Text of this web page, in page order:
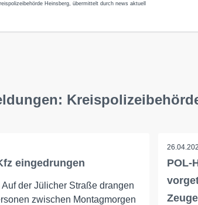
Heinsberg, übermittelt durch news aktuell
eingedrungen
Auf der Jülicher Straße drangen
zwischen Montagmorgen
POL-